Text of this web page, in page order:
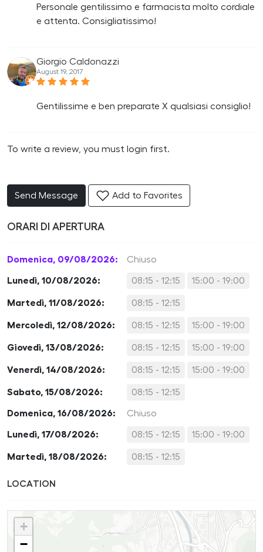
Personale gentilissimo e farmacista molto cordiale
e attenta. Consigliatissimo!
Giorgio Caldonazzi
August 19, 2017
Gentilissime e ben preparate X qualsiasi consiglio!
To write a review, you must login first.
Send Message Add to Favorites
ORARI DI APERTURA
Domenica, 09/08/2026: Chiuso
Lunedì, 10/08/2026: 08:15 - 12:15 15:00 - 19:00
Martedì, 11/08/2026: 08:15 - 12:15
Mercoledì, 12/08/2026: 08:15 - 12:15 15:00 - 19:00
Giovedì, 13/08/2026: 08:15 - 12:15 15:00 - 19:00
Venerdì, 14/08/2026: 08:15 - 12:15 15:00 - 19:00
Sabato, 15/08/2026: 08:15 - 12:15
Domenica, 16/08/2026: Chiuso
Lunedì, 17/08/2026: 08:15 - 12:15 15:00 - 19:00
Martedì, 18/08/2026: 08:15 - 12:15
LOCATION
+
−